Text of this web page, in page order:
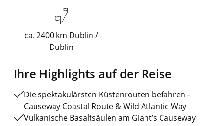
ca. 2400 km Dublin /
Dublin
Ihre Highlights auf der Reise
Die spektakulärsten Küstenrouten befahren -
Causeway Coastal Route & Wild Atlantic Way
Vulkanische Basaltsäulen am Giant’s Causeway